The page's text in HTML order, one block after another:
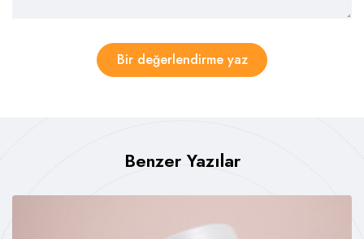
Bir değerlendirme yaz
Benzer Yazılar